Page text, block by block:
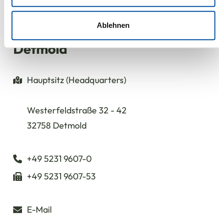
Werbung und Analysen weiter. Unsere Partner führen diese
Informationen möglicherweise mit weiteren Daten
zusammen, die Sie ihnen bereitgestellt haben oder die sie
im Rahmen Ihrer Nutzung der Dienste gesammelt haben.
Ablehnen
Detmold
Hauptsitz (Headquarters)
Westerfeldstraße 32 - 42
32758 Detmold
+49 5231 9607-0
+49 5231 9607-53
E-Mail